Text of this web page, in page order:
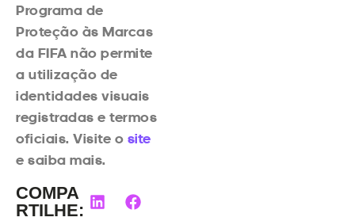
Programa de
Proteção às Marcas
da FIFA não permite
a utilização de
identidades visuais
registradas e termos
oficiais. Visite o site
e saiba mais.
COMPA
RTILHE: